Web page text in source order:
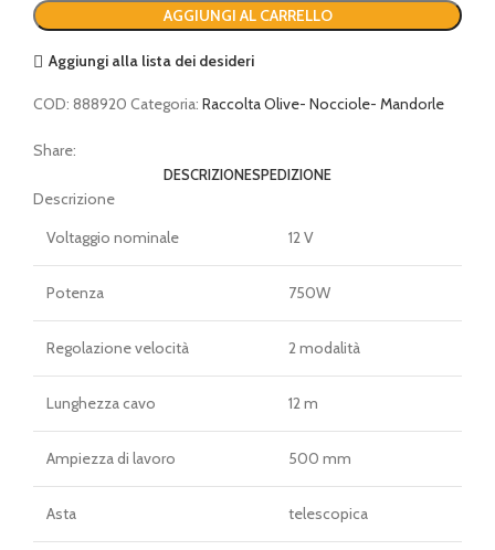
AGGIUNGI AL CARRELLO
Aggiungi alla lista dei desideri
COD: 888920 Categoria: Raccolta Olive- Nocciole- Mandorle
Share:
DESCRIZIONESPEDIZIONE
Descrizione
Voltaggio nominale
12 V
Potenza 750W
Regolazione velocità 2 modalità
Lunghezza cavo 12 m
Ampiezza di lavoro 500 mm
Asta telescopica